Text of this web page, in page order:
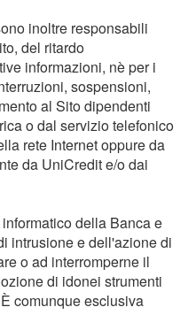
inoltre responsabili
del ritardo
informazioni, nè per i
sospensioni,
al Sito dipendenti
o dal servizio telefonico
rete Internet oppure da
da UniCredit e/o dai
della Banca e
intrusione e dell'azione di
o ad interromperne il
di idonei strumenti
comunque esclusiva